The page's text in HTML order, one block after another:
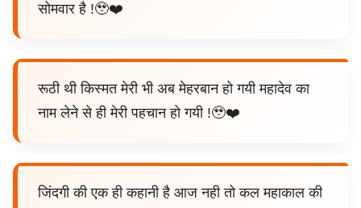
सोमवार है !🥹❤️
रूठी थी किस्मत मेरी भी अब मेहरबान हो गयी महादेव का
नाम लेने से ही मेरी पहचान हो गयी !🥹❤️
जिंदगी की एक ही कहानी है आज नही तो कल महाकाल की